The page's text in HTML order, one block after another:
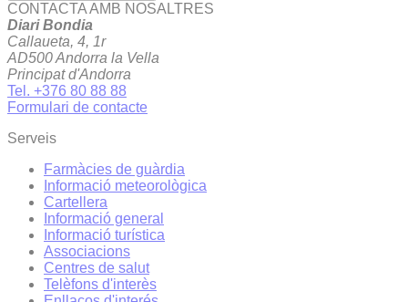
CONTACTA AMB NOSALTRES
Diari Bondia
Callaueta, 4, 1r
AD500 Andorra la Vella
Principat d'Andorra
Tel. +376 80 88 88
Formulari de contacte
Serveis
Farmàcies de guàrdia
Informació meteorològica
Cartellera
Informació general
Informació turística
Associacions
Centres de salut
Telèfons d'interès